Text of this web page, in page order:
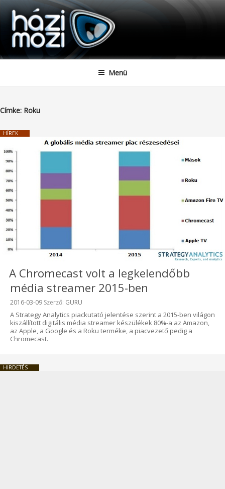
Tartalomhoz
HAZIMOZI
Menü
Címke: Roku
HÍREK
A Chromecast volt a legkelendőbb
média streamer 2015-ben
Beküldve:
2016-03-09 Szerző: GURU
A Strategy Analytics piackutató jelentése szerint a 2015-ben világon
kiszállított digitális média streamer készülékek 80%-a az Amazon,
az Apple, a Google és a Roku terméke, a piacvezető pedig a
Chromecast.
HIRDETÉS